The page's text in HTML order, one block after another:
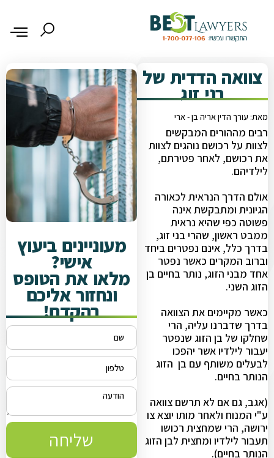
צוואה הדדית של
בני זוג
מאת: עורך הדין אריה בן - ארי
רבים מההורים המבקשים
לצוות על רכושם נוהגים לצוות
את רכושם, לאחר פטירתם,
לילדיהם.
אולם הדרך הנראית לכאורה
הגיונית ומתבקשת אינה
פשוטה כפי שהיא נראית
ממבט ראשון, שהרי בני זוג,
בדרך כלל, אינם נפטרים ביחד
וברוב המקרים כאשר נפטר
אחד מבני הזוג, נותר בחיים בן
הזוג השני.
כאשר מקיימים את הצוואה
בדרך שדברנו עליה, הרי
שחלקו של בן הזוג שנפטר
יעבור לילדיו אשר יהפכו
לבעלים משותף עם בן הזוג
הנותר בחיים.
(אגב, גם אם לא תרשם צוואה
ע"י המנוח ולאחר מותו יוצא צו
ירושה, הרי שמחצית רכושו
תעבור לילדיו ומחצית לבן הזוג
הנותר בחיים).
מעוניינים ביעוץ
אישי?
מלאו את הטופס
ונחזור אליכם
בהקדם!
שליחה